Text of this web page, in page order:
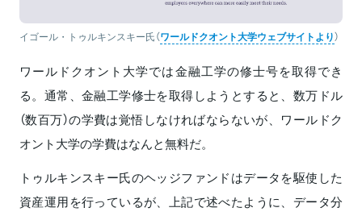
イゴール・トゥルキンスキー氏（ワールドクオント大学ウェブサイトより）
ワールドクオント大学では金融工学の修士号を取得でき
る。通常、金融工学修士を取得しようとすると、数万ドル
（数百万）の学費は覚悟しなければならないが、ワールドク
オント大学の学費はなんと無料だ。
トゥルキンスキー氏のヘッジファンドはデータを駆使した
資産運用を行っているが、上記で述べたように、データ分